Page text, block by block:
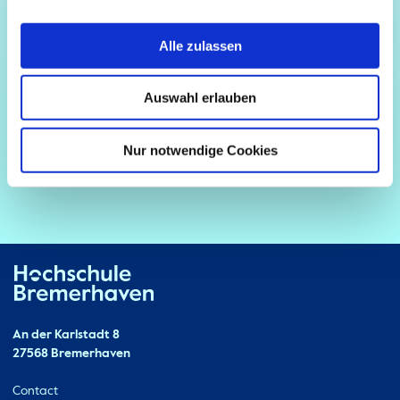
Alle zulassen
Auswahl erlauben
Nur notwendige Cookies
Contact
An der Karlstadt 8
27568 Bremerhaven
Ressourcen
Contact